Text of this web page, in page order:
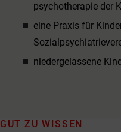
psychotherapie der
eine Praxis für
niedergelassene
GUT ZU WISSEN